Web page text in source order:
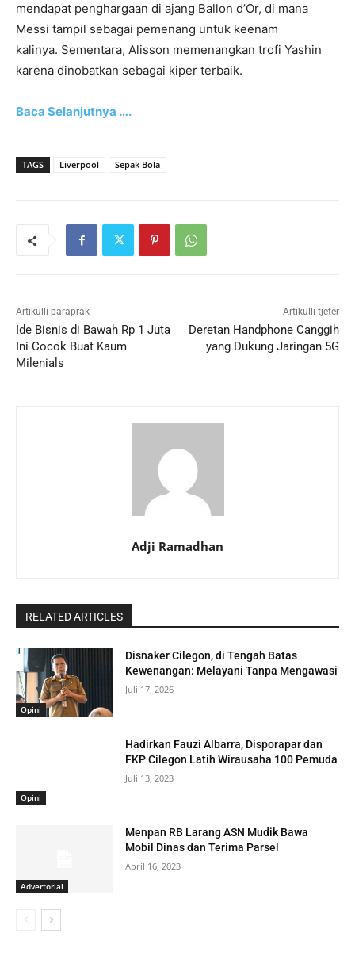
mendapat penghargaan di ajang Ballon d’Or, di mana
Messi tampil sebagai pemenang untuk keenam
kalinya. Sementara, Alisson memenangkan trofi Yashin
karena dinobatkan sebagai kiper terbaik.
Baca Selanjutnya ….
TAGS Liverpool Sepak Bola
Artikulli paraprak
Ide Bisnis di Bawah Rp 1 Juta
Ini Cocok Buat Kaum
Milenials
Artikulli tjetër
Deretan Handphone Canggih
yang Dukung Jaringan 5G
Adji Ramadhan
RELATED ARTICLES
Opini
Disnaker Cilegon, di Tengah Batas
Kewenangan: Melayani Tanpa Mengawasi
Juli 17, 2026
Opini
Hadirkan Fauzi Albarra, Disporapar dan
FKP Cilegon Latih Wirausaha 100 Pemuda
Juli 13, 2023
Advertorial
Menpan RB Larang ASN Mudik Bawa
Mobil Dinas dan Terima Parsel
April 16, 2023